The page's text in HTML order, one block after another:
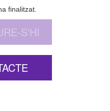
finalitzat.
S'HI